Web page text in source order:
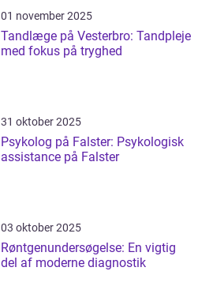
01 november 2025
Tandlæge på Vesterbro: Tandpleje
med fokus på tryghed
31 oktober 2025
Psykolog på Falster: Psykologisk
assistance på Falster
03 oktober 2025
Røntgenundersøgelse: En vigtig
del af moderne diagnostik